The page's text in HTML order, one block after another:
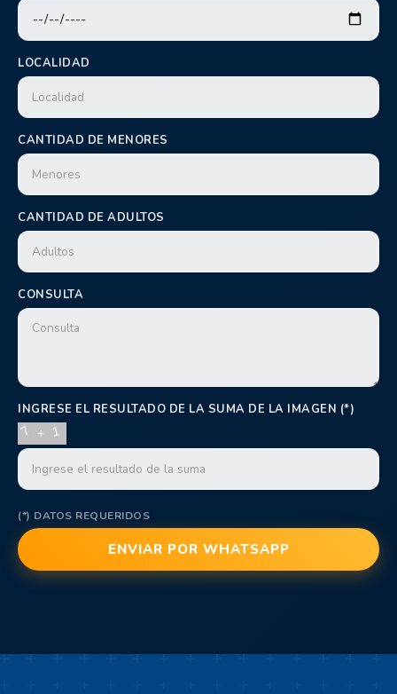
LOCALIDAD
CANTIDAD DE MENORES
CANTIDAD DE ADULTOS
CONSULTA
INGRESE EL RESULTADO DE LA SUMA DE LA IMAGEN (*)
(*) DATOS REQUERIDOS